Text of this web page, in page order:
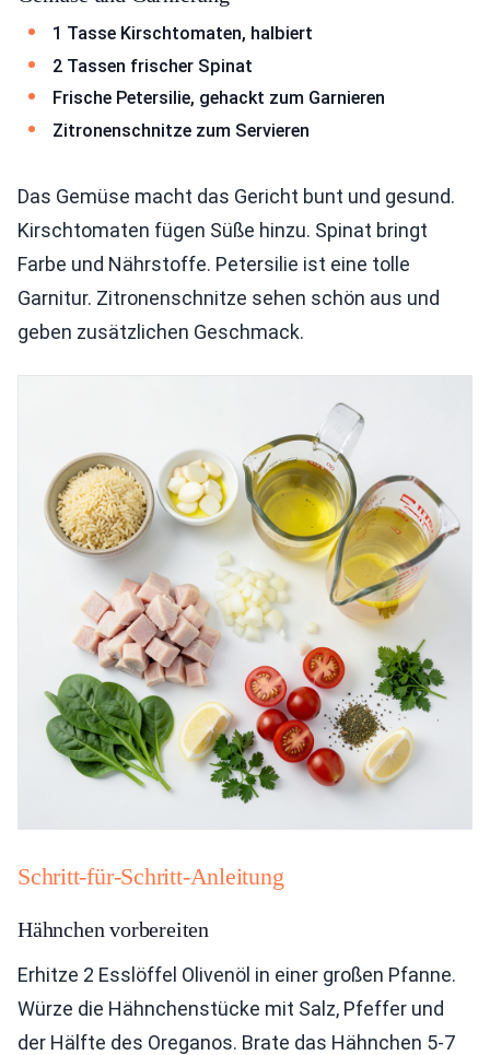
1 Tasse Kirschtomaten, halbiert
2 Tassen frischer Spinat
Frische Petersilie, gehackt zum Garnieren
Zitronenschnitze zum Servieren
Das Gemüse macht das Gericht bunt und gesund.
Kirschtomaten fügen Süße hinzu. Spinat bringt
Farbe und Nährstoffe. Petersilie ist eine tolle
Garnitur. Zitronenschnitze sehen schön aus und
geben zusätzlichen Geschmack.
Schritt-für-Schritt-Anleitung
Hähnchen vorbereiten
Erhitze 2 Esslöffel Olivenöl in einer großen Pfanne.
Würze die Hähnchenstücke mit Salz, Pfeffer und
der Hälfte des Oreganos. Brate das Hähnchen 5-7